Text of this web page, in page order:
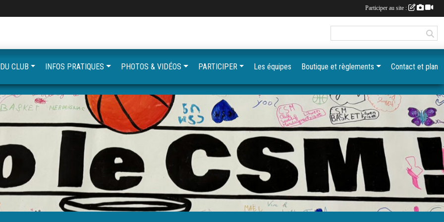
CLUB INFOS PRATIQUES PHOTOS & VIDÉOS PARTICIPER Les équipes Boutique et règlements Contact et plan
Participer au site :